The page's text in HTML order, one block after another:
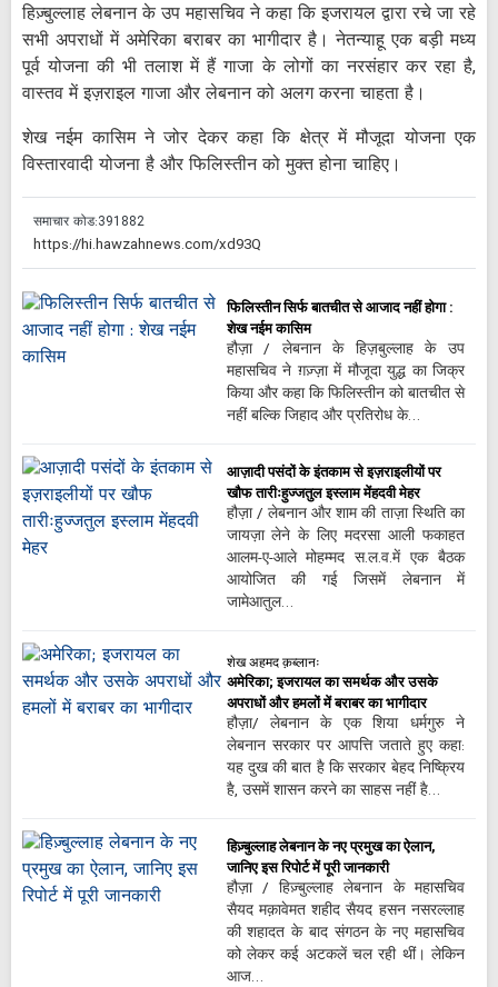
हिज़्बुल्लाह लेबनान के उप महासचिव ने कहा कि इजरायल द्वारा रचे जा रहे
सभी अपराधों में अमेरिका बराबर का भागीदार है। नेतन्याहू एक बड़ी मध्य
पूर्व योजना की भी तलाश में हैं गाजा के लोगों का नरसंहार कर रहा है,
वास्तव में इज़राइल गाजा और लेबनान को अलग करना चाहता है।
शेख नईम कासिम ने जोर देकर कहा कि क्षेत्र में मौजूदा योजना एक
विस्तारवादी योजना है और फिलिस्तीन को मुक्त होना चाहिए।
समाचार कोड:391882
फिलिस्तीन सिर्फ बातचीत से आजाद नहीं होगा :
शेख नईम कासिम
हौज़ा / लेबनान के हिज़बुल्लाह के उप
महासचिव ने ग़ज़्ज़ा में मौजूदा युद्ध का जिक्र
किया और कहा कि फिलिस्तीन को बातचीत से
नहीं बल्कि जिहाद और प्रतिरोध के…
आज़ादी पसंदों के इंतकाम से इज़राइलीयों पर
खौफ तारीःहुज्जतुल इस्लाम मेंहदवी मेहर
हौज़ा / लेबनान और शाम की ताज़ा स्थिति का
जायज़ा लेने के लिए मदरसा आली फकाहत
आलम-ए-आले मोहम्मद स.ल.व.में एक बैठक
आयोजित की गई जिसमें लेबनान में
जामेआतुल…
शेख अहमद क़ब्लानः
अमेरिका; इजरायल का समर्थक और उसके
अपराधों और हमलों में बराबर का भागीदार
हौज़ा/ लेबनान के एक शिया धर्मगुरु ने
लेबनान सरकार पर आपत्ति जताते हुए कहा:
यह दुख की बात है कि सरकार बेहद निष्क्रिय
है, उसमें शासन करने का साहस नहीं है…
हिज़्बुल्लाह लेबनान के नए प्रमुख का ऐलान,
जानिए इस रिपोर्ट में पूरी जानकारी
हौज़ा / हिज़्बुल्लाह लेबनान के महासचिव
सैयद मक़ावेमत शहीद सैयद हसन नसरल्लाह
की शहादत के बाद संगठन के नए महासचिव
को लेकर कई अटकलें चल रही थीं। लेकिन
आज…